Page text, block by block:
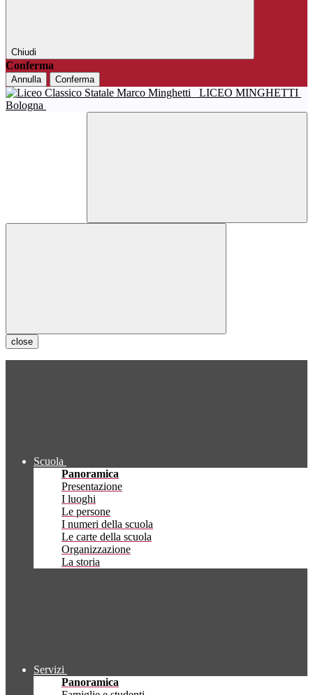
Chiudi
Conferma
Annulla Conferma
LICEO MINGHETTI
Bologna
close
Scuola
Panoramica
Presentazione
I luoghi
Le persone
I numeri della scuola
Le carte della scuola
Organizzazione
La storia
Servizi
Panoramica